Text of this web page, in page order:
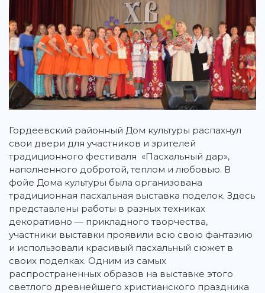
Гордеевский районный Дом культуры распахнул
свои двери для участников и зрителей
традиционного фестиваля «Пасхальный дар»,
наполненного добротой, теплом и любовью. В
фойе Дома культуры была организована
традиционная пасхальная выставка поделок. Здесь
представлены работы в разных техниках
декоративно — прикладного творчества,
участники выставки проявили всю свою фантазию
и использовали красивый пасхальный сюжет в
своих поделках. Одним из самых
распространенных образов на выставке этого
светлого древнейшего христианского праздника